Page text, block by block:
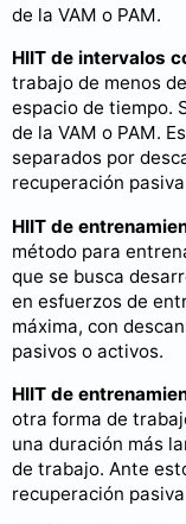
de la VAM o PAM.
HIIT de intervalos
trabajo de menos
espacio de tiempo.
de la VAM o PAM.
separados por
recuperación
HIIT de
método para
que se busca
en esfuerzos de
máxima, con
pasivos o activos.
HIIT de
otra forma de
una duración más
de trabajo. Ante
recuperación